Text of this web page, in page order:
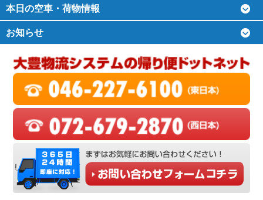
本日の空車・荷物情報
お知らせ